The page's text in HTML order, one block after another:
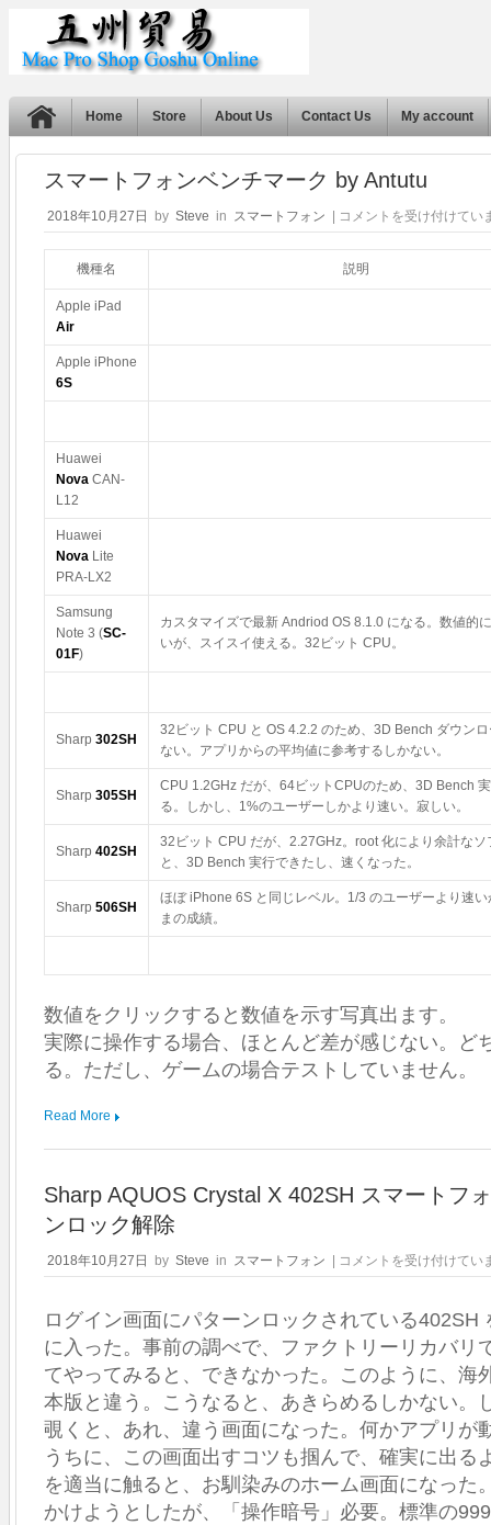
Home Store About Us Contact Us My account
スマートフォンベンチマーク by Antutu
2018年10月27日 by Steve in スマートフォン
ス
マ
ー
ト
フ
コメントを受け付けてい
機種名 説明
Apple iPad
Air
Apple iPhone
6S
Huawei
Nova CAN-
L12
Huawei
Nova Lite
PRA-LX2
Samsung
Note 3 (SC-
01F)
カスタマイズで最新 Andriod OS 8.1.0 になる。数値的
いが、スイスイ使える。32ビット CPU。
Sharp 302SH
32ビット CPU と OS 4.2.2 のため、3D Bench ダウン
ない。アプリからの平均値に参考するしかない。
Sharp 305SH
CPU 1.2GHz だが、64ビットCPUのため、3D Bench
る。しかし、1%のユーザーしかより速い。寂しい。
Sharp 402SH
32ビット CPU だが、2.27GHz。root 化により余計なソ
と、3D Bench 実行できたし、速くなった。
Sharp 506SH
ほぼ iPhone 6S と同じレベル。1/3 のユーザーより速い
まの成績。
数値をクリックすると数値を示す写真出ます。
実際に操作する場合、ほとんど差が感じない。ど
る。ただし、ゲームの場合テストしていません。
Read More
Sharp AQUOS Crystal X 402SH スマートフ
ンロック解除
2018年10月27日 by Steve in スマートフォン
Sharp
AQUOS
X
402SH
ス
マ
ー
フ
ォ
ン
の
root
コメントを受け付けてい
ログイン画面にパターンロックされている402SH
に入った。事前の調べで、ファクトリーリカバリ
てやってみると、できなかった。このように、海
本版と違う。こうなると、あきらめるしかない。
覗くと、あれ、違う画面になった。何かアプリが
うちに、この画面出すコツも掴んで、確実に出る
を適当に触ると、お馴染みのホーム画面になった
かけようとしたが、「操作暗号」必要。標準の